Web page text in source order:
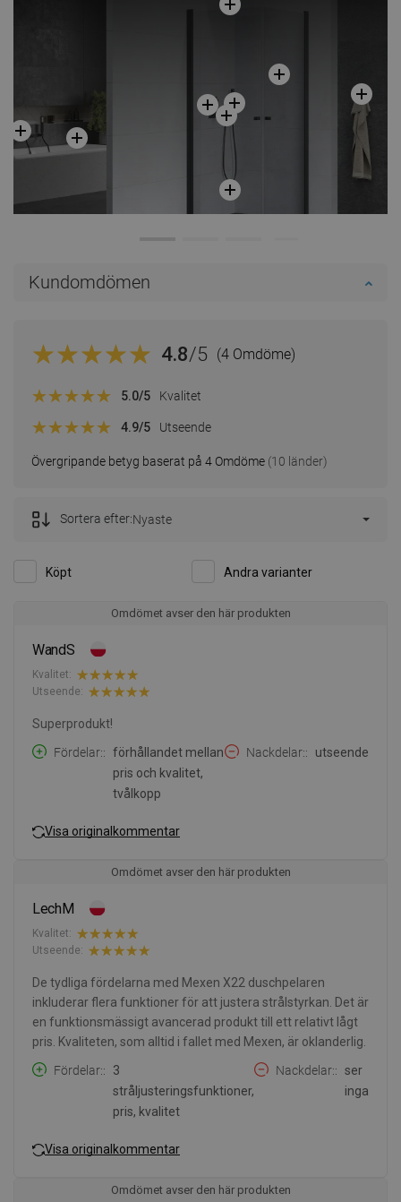
Kundomdömen
4.8/5 (4 Omdöme)
Övergripande betyg baserat på 4 Omdöme (10 länder)
5.0/5 Kvalitet
4.9/5 Utseende
Köpt Andra varianter
Sortera efter:Nyaste
Omdömet avser den här produkten
WandS
Kvalitet:
Utseende:
Superprodukt!
Fördelar:
förhållandet mellan
pris och kvalitet,
tvålkopp
Nackdelar: utseende
Visa originalkommentar
Omdömet avser den här produkten
LechM
Kvalitet:
Utseende:
De tydliga fördelarna med Mexen X22 duschpelaren
inkluderar flera funktioner för att justera strålstyrkan. Det är
en funktionsmässigt avancerad produkt till ett relativt lågt
pris. Kvaliteten, som alltid i fallet med Mexen, är oklanderlig.
Fördelar:
3
stråljusteringsfunktioner,
pris, kvalitet
Nackdelar:
ser
inga
Visa originalkommentar
Omdömet avser den här produkten